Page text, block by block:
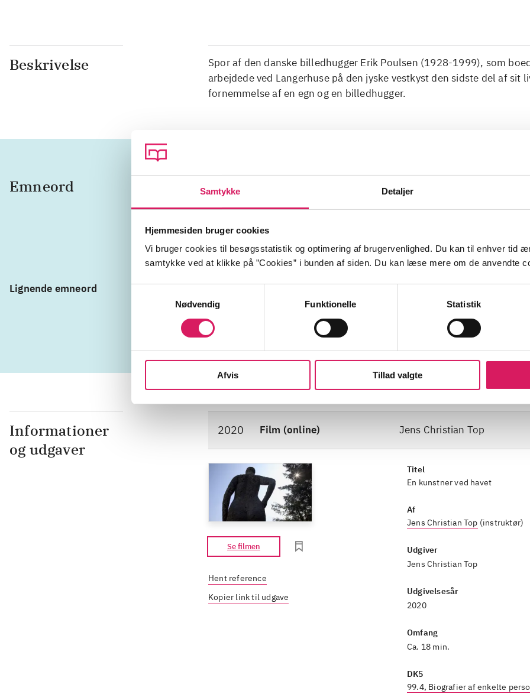
Samtykke Detaljer
Hjemmesiden bruger cookies
Vi bruger cookies til besøgsstatistik og optimering af brugervenlighed. Du kan til enhver tid
samtykke ved at klikke på ”Cookies” i bunden af siden. Du kan læse mere om de anvendte
Nødvendig
Funktionelle Statistik
Afvis Tillad valgte
Beskrivelse
Spor af den danske billedhugger Erik Poulsen (1928-1999), som
arbejdede ved Langerhuse på den jyske vestkyst den sidste del af sit
fornemmelse af en egn og en billedhugger.
Emneord kunstnere billedhuggere dansk skulptur
Lignende emneord skulptur installationskunst dansk kunst amerikansk kunst
kunsthistorie
Informationer
og udgaver
2020 Film (online) Jens Christian Top
Se filmen
Hent reference
Kopier link til udgave
Titel
En kunstner ved havet
Af
Jens Christian Top (instruktør)
Udgiver
Jens Christian Top
Udgivelsesår
2020
Omfang
Ca. 18 min.
DK5
99.4, Biografier af enkelte